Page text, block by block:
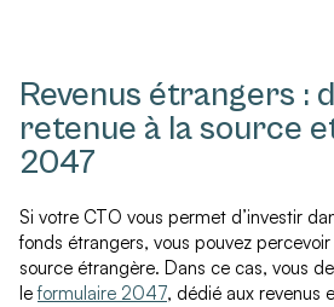
Revenus étrangers :
retenue à la source
2047
Si votre CTO vous permet d’investir
fonds étrangers, vous pouvez
source étrangère. Dans ce cas, vous
leformulaire 2047, dédié aux revenus